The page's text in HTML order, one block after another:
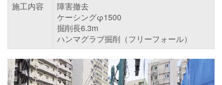
施工内容
障害撤去
ケーシングφ1500
掘削長6.3m
ハンマグラブ掘削（フリーフォール）